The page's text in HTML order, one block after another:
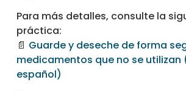
Para más detalles, consulte la
práctica:
📄 Guarde y deseche de forma
medicamentos que no se utilizan
español)